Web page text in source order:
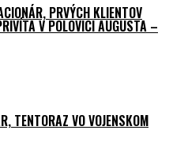
PRVÝCH KLIENTOV
V POLOVICI AUGUSTA –
TENTORAZ VO VOJENSKOM